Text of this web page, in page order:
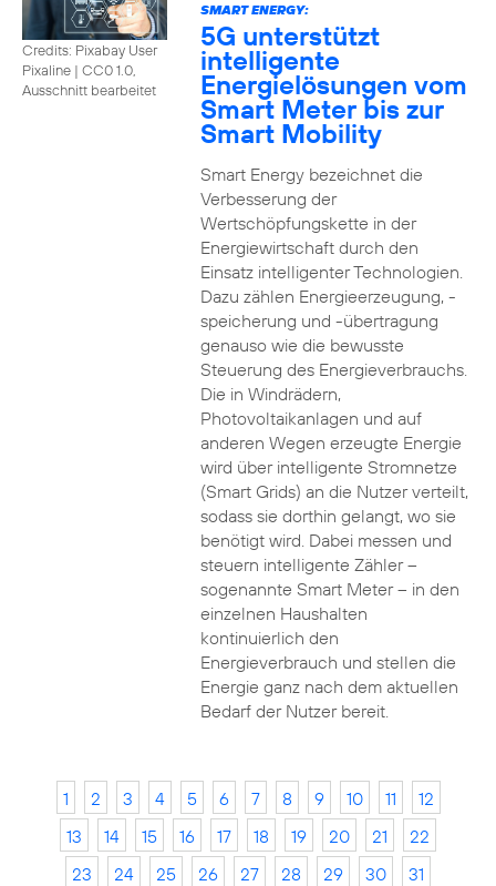
Credits: Pixabay User
Pixaline | CC0 1.0,
Ausschnitt bearbeitet
SMART ENERGY:
5G unterstützt
intelligente
Energielösungen vom
Smart Meter bis zur
Smart Mobility
Smart Energy bezeichnet die
Verbesserung der
Wertschöpfungskette in der
Energiewirtschaft durch den
Einsatz intelligenter Technologien.
Dazu zählen Energieerzeugung, -
speicherung und -übertragung
genauso wie die bewusste
Steuerung des Energieverbrauchs.
Die in Windrädern,
Photovoltaikanlagen und auf
anderen Wegen erzeugte Energie
wird über intelligente Stromnetze
(Smart Grids) an die Nutzer verteilt,
sodass sie dorthin gelangt, wo sie
benötigt wird. Dabei messen und
steuern intelligente Zähler –
sogenannte Smart Meter – in den
einzelnen Haushalten
kontinuierlich den
Energieverbrauch und stellen die
Energie ganz nach dem aktuellen
Bedarf der Nutzer bereit.
1 2 3 4 5 6 7 8 9 10 11
12
13
14 15 16 17 18 19 20 21
22
23
24 25 26 27 28 29 30
31